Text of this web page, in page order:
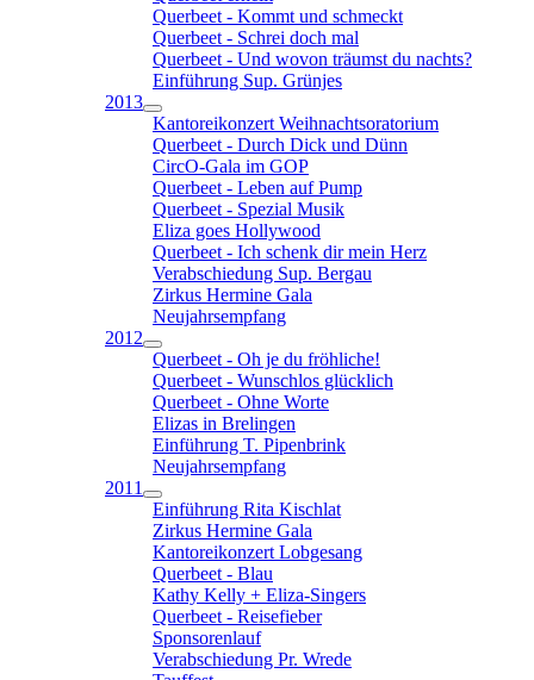
Querbeet - Kommt und schmeckt
Querbeet - Schrei doch mal
Querbeet - Und wovon träumst du nachts?
Einführung Sup. Grünjes
2013
Kantoreikonzert Weihnachtsoratorium
Querbeet - Durch Dick und Dünn
CircO-Gala im GOP
Querbeet - Leben auf Pump
Querbeet - Spezial Musik
Eliza goes Hollywood
Querbeet - Ich schenk dir mein Herz
Verabschiedung Sup. Bergau
Zirkus Hermine Gala
Neujahrsempfang
2012
Querbeet - Oh je du fröhliche!
Querbeet - Wunschlos glücklich
Querbeet - Ohne Worte
Elizas in Brelingen
Einführung T. Pipenbrink
Neujahrsempfang
2011
Einführung Rita Kischlat
Zirkus Hermine Gala
Kantoreikonzert Lobgesang
Querbeet - Blau
Kathy Kelly + Eliza-Singers
Querbeet - Reisefieber
Sponsorenlauf
Verabschiedung Pr. Wrede